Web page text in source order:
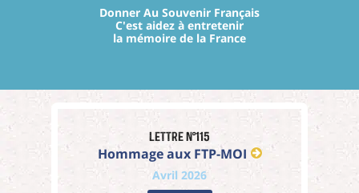
Donner Au Souvenir Français
C'est aidez à entretenir
la mémoire de la France
Lettre n°115
Hommage aux FTP-MOI
Avril 2026